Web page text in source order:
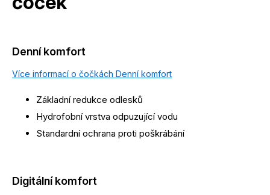
Denní komfort
Více informací o čočkách Denní komfort
Základní redukce odlesků
Hydrofobní vrstva odpuzující vodu
Standardní ochrana proti poškrábání
Digitální komfort